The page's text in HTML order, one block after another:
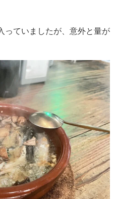
っていましたが、意外と量が